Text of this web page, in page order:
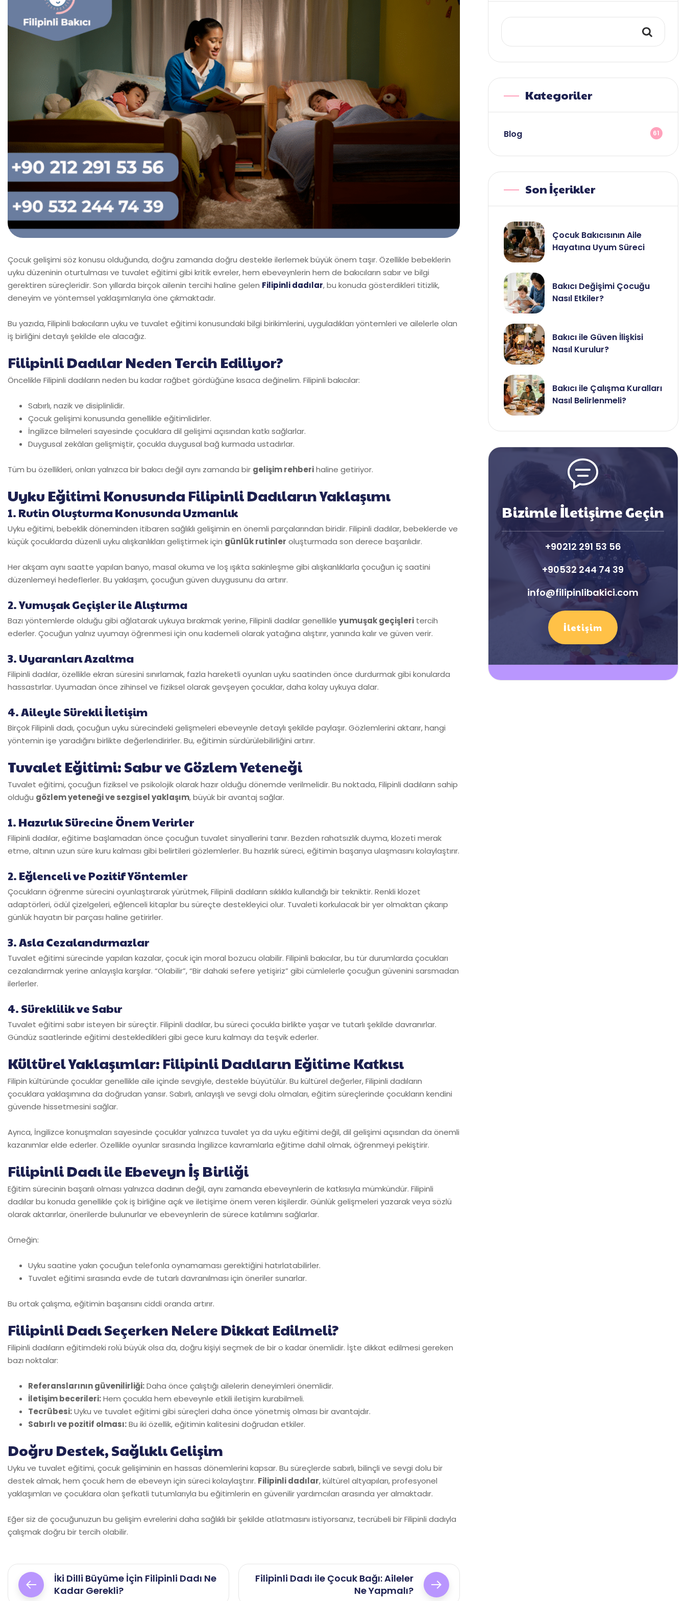
Çocuk gelişimi söz konusu olduğunda, doğru zamanda doğru destekle ilerlemek büyük önem taşır. Özellikle bebeklerin
uyku düzeninin oturtulması ve tuvalet eğitimi gibi kritik evreler, hem ebeveynlerin hem de bakıcıların sabır ve bilgi
gerektiren süreçleridir. Son yıllarda birçok ailenin tercihi haline gelen Filipinli dadılar, bu konuda gösterdikleri titizlik,
deneyim ve yöntemsel yaklaşımlarıyla öne çıkmaktadır.
Bu yazıda, Filipinli bakıcıların uyku ve tuvalet eğitimi konusundaki bilgi birikimlerini, uyguladıkları yöntemleri ve ailelerle olan
iş birliğini detaylı şekilde ele alacağız.
Filipinli Dadılar Neden Tercih Ediliyor?
Öncelikle Filipinli dadıların neden bu kadar rağbet gördüğüne kısaca değinelim. Filipinli bakıcılar:
Sabırlı, nazik ve disiplinlidir.
Çocuk gelişimi konusunda genellikle eğitimlidirler.
İngilizce bilmeleri sayesinde çocuklara dil gelişimi açısından katkı sağlarlar.
Duygusal zekâları gelişmiştir, çocukla duygusal bağ kurmada ustadırlar.
Tüm bu özellikleri, onları yalnızca bir bakıcı değil aynı zamanda bir gelişim rehberihaline getiriyor.
Uyku Eğitimi Konusunda Filipinli Dadıların Yaklaşımı
1. Rutin Oluşturma Konusunda Uzmanlık
Uyku eğitimi, bebeklik döneminden itibaren sağlıklı gelişimin en önemli parçalarından biridir. Filipinli dadılar, bebeklerde ve
küçük çocuklarda düzenli uyku alışkanlıkları geliştirmek için günlük rutinler oluşturmada son derece başarılıdır.
Her akşam aynı saatte yapılan banyo, masal okuma ve loş ışıkta sakinleşme gibi alışkanlıklarla çocuğun iç saatini
düzenlemeyi hedeflerler. Bu yaklaşım, çocuğun güven duygusunu da artırır.
2. Yumuşak Geçişler ile Alıştırma
Bazı yöntemlerde olduğu gibi ağlatarak uykuya bırakmak yerine, Filipinli dadılar genellikle yumuşak geçişleri tercih
ederler. Çocuğun yalnız uyumayı öğrenmesi için onu kademeli olarak yatağına alıştırır, yanında kalır ve güven verir.
3. Uyaranları Azaltma
Filipinli dadılar, özellikle ekran süresini sınırlamak, fazla hareketli oyunları uyku saatinden önce durdurmak gibi konularda
hassastırlar. Uyumadan önce zihinsel ve fiziksel olarak gevşeyen çocuklar, daha kolay uykuya dalar.
4. Aileyle Sürekli İletişim
Birçok Filipinli dadı, çocuğun uyku sürecindeki gelişmeleri ebeveynle detaylı şekilde paylaşır. Gözlemlerini aktarır, hangi
yöntemin işe yaradığını birlikte değerlendirirler. Bu, eğitimin sürdürülebilirliğini artırır.
Tuvalet Eğitimi: Sabır ve Gözlem Yeteneği
Tuvalet eğitimi, çocuğun fiziksel ve psikolojik olarak hazır olduğu dönemde verilmelidir. Bu noktada, Filipinli dadıların sahip
olduğu gözlem yeteneği ve sezgisel yaklaşım, büyük bir avantaj sağlar.
1. Hazırlık Sürecine Önem Verirler
Filipinli dadılar, eğitime başlamadan önce çocuğun tuvalet sinyallerini tanır. Bezden rahatsızlık duyma, klozeti merak
etme, altının uzun süre kuru kalması gibi belirtileri gözlemlerler. Bu hazırlık süreci, eğitimin başarıya ulaşmasını kolaylaştırır.
2. Eğlenceli ve Pozitif Yöntemler
Çocukların öğrenme sürecini oyunlaştırarak yürütmek, Filipinli dadıların sıklıkla kullandığı bir tekniktir. Renkli klozet
adaptörleri, ödül çizelgeleri, eğlenceli kitaplar bu süreçte destekleyici olur. Tuvaleti korkulacak bir yer olmaktan çıkarıp
günlük hayatın bir parçası haline getirirler.
3. Asla Cezalandırmazlar
Tuvalet eğitimi sürecinde yapılan kazalar, çocuk için moral bozucu olabilir. Filipinli bakıcılar, bu tür durumlarda çocukları
cezalandırmak yerine anlayışla karşılar. “Olabilir”, “Bir dahaki sefere yetişiriz” gibi cümlelerle çocuğun güvenini sarsmadan
ilerlerler.
4. Süreklilik ve Sabır
Tuvalet eğitimi sabır isteyen bir süreçtir. Filipinli dadılar, bu süreci çocukla birlikte yaşar ve tutarlı şekilde davranırlar.
Gündüz saatlerinde eğitimi destekledikleri gibi gece kuru kalmayı da teşvik ederler.
Kültürel Yaklaşımlar: Filipinli Dadıların Eğitime Katkısı
Filipin kültüründe çocuklar genellikle aile içinde sevgiyle, destekle büyütülür. Bu kültürel değerler, Filipinli dadıların
çocuklara yaklaşımına da doğrudan yansır. Sabırlı, anlayışlı ve sevgi dolu olmaları, eğitim süreçlerinde çocukların kendini
güvende hissetmesini sağlar.
Ayrıca, İngilizce konuşmaları sayesinde çocuklar yalnızca tuvalet ya da uyku eğitimi değil, dil gelişimi açısından da önemli
kazanımlar elde ederler. Özellikle oyunlar sırasında İngilizce kavramlarla eğitime dahil olmak, öğrenmeyi pekiştirir.
Filipinli Dadı ile Ebeveyn İş Birliği
Eğitim sürecinin başarılı olması yalnızca dadının değil, aynı zamanda ebeveynlerin de katkısıyla mümkündür. Filipinli
dadılar bu konuda genellikle çok iş birliğine açık ve iletişime önem veren kişilerdir. Günlük gelişmeleri yazarak veya sözlü
olarak aktarırlar, önerilerde bulunurlar ve ebeveynlerin de sürece katılımını sağlarlar.
Örneğin:
Uyku saatine yakın çocuğun telefonla oynamaması gerektiğini hatırlatabilirler.
Tuvalet eğitimi sırasında evde de tutarlı davranılması için öneriler sunarlar.
Bu ortak çalışma, eğitimin başarısını ciddi oranda artırır.
Filipinli Dadı Seçerken Nelere Dikkat Edilmeli?
Filipinli dadıların eğitimdeki rolü büyük olsa da, doğru kişiyi seçmek de bir o kadar önemlidir. İşte dikkat edilmesi gereken
bazı noktalar:
Referanslarının güvenilirliği:Daha önce çalıştığı ailelerin deneyimleri önemlidir.
İletişim becerileri:Hem çocukla hem ebeveynle etkili iletişim kurabilmeli.
Tecrübesi:Uyku ve tuvalet eğitimi gibi süreçleri daha önce yönetmiş olması bir avantajdır.
Sabırlı ve pozitif olması:Bu iki özellik, eğitimin kalitesini doğrudan etkiler.
Doğru Destek, Sağlıklı Gelişim
Uyku ve tuvalet eğitimi, çocuk gelişiminin en hassas dönemlerini kapsar. Bu süreçlerde sabırlı, bilinçli ve sevgi dolu bir
destek almak, hem çocuk hem de ebeveyn için süreci kolaylaştırır. Filipinli dadılar, kültürel altyapıları, profesyonel
yaklaşımları ve çocuklara olan şefkatli tutumlarıyla bu eğitimlerin en güvenilir yardımcıları arasında yer almaktadır.
Eğer siz de çocuğunuzun bu gelişim evrelerini daha sağlıklı bir şekilde atlatmasını istiyorsanız, tecrübeli bir Filipinli dadıyla
çalışmak doğru bir tercih olabilir.
Yazı
gezinmesi
İki Dilli Büyüme İçin Filipinli Dadı Ne
Kadar Gerekli?
Filipinli Dadı ile Çocuk Bağı: Aileler
Ne Yapmalı?
Kategoriler
Blog 61
Son İçerikler
Çocuk Bakıcısının Aile
Hayatına Uyum Süreci
Bakıcı Değişimi Çocuğu
Nasıl Etkiler?
Bakıcı ile Güven İlişkisi
Nasıl Kurulur?
Bakıcı ile Çalışma Kuralları
Nasıl Belirlenmeli?
Bizimle İletişime Geçin
+90212 291 53 56
+90532 244 74 39
info@filipinlibakici.com
İletişim